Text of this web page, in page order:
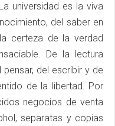
universidad es la viva
del saber en
certeza de la verdad
De la lectura
del escribir y de
de la libertad. Por
negocios de venta
separatas y copias